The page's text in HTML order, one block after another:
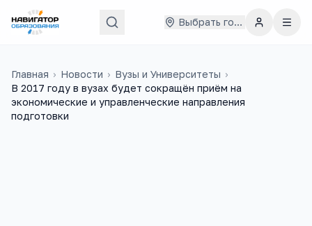
Выбрать город
Главная › Новости › Вузы и Университеты ›
В 2017 году в вузах будет сокращён приём на
экономические и управленческие направления
подготовки